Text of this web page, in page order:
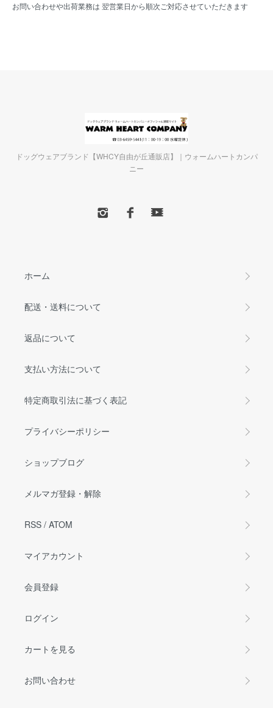
お問い合わせや出荷業務は 翌営業日から順次ご対応させていただきます
ドッグウェアブランド【WHCY自由が丘通販店】｜ウォームハートカンパ
ニー
ホーム
配送・送料について
返品について
支払い方法について
特定商取引法に基づく表記
プライバシーポリシー
ショップブログ
メルマガ登録・解除
RSS / ATOM
マイアカウント
会員登録
ログイン
カートを見る
お問い合わせ